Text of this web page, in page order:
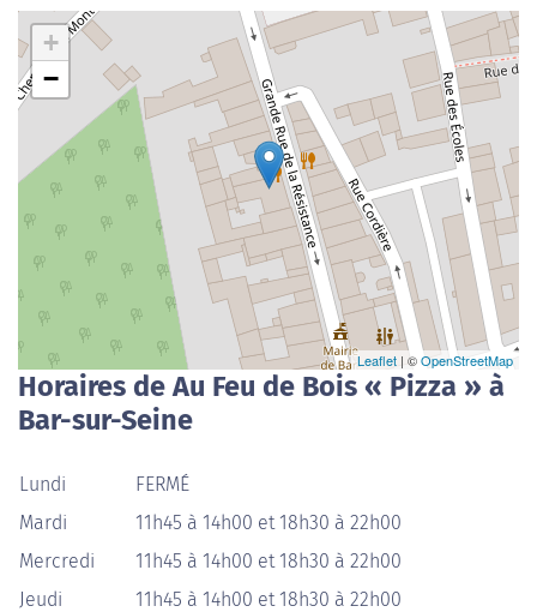
+
−
Leaflet | ©OpenStreetMap
Horaires de Au Feu de Bois « Pizza » à
Bar-sur-Seine
Lundi
FERMÉ
Mardi
11h45 à 14h00 et 18h30 à 22h00
Mercredi
11h45 à 14h00 et 18h30 à 22h00
Jeudi
11h45 à 14h00 et 18h30 à 22h00